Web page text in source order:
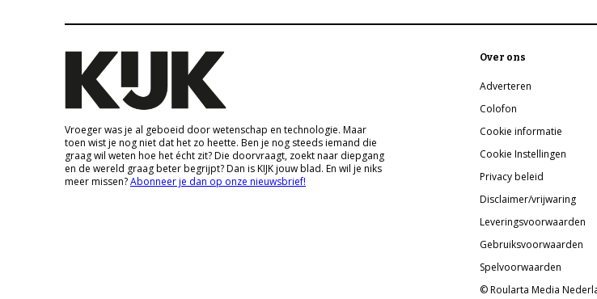
Vroeger was je al geboeid door wetenschap en technologie. Maar
toen wist je nog niet dat het zo heette. Ben je nog steeds iemand die
graag wil weten hoe het écht zit? Die doorvraagt, zoekt naar diepgang
en de wereld graag beter begrijpt? Dan is KIJK jouw blad. En wil je niks
meer missen?Abonneer je dan op onze nieuwsbrief!
Over ons
Adverteren
Colofon
Cookie informatie
Cookie Instellingen
Privacy beleid
Disclaimer/vrijwaring
Leveringsvoorwaarden
Gebruiksvoorwaarden
Spelvoorwaarden
© Roularta Media